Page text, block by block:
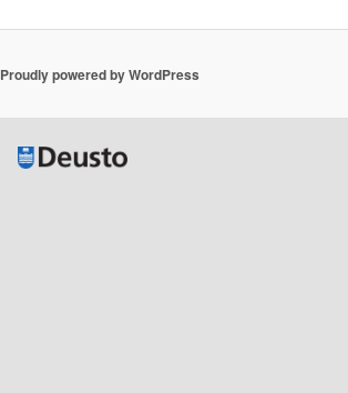
Proudly powered by WordPress